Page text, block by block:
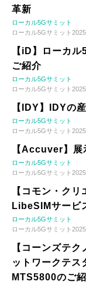
革新
ローカル5Gサミット
ローカル5Gサミット2025
【iD】ローカ
ご紹介
ローカル5Gサミット
ローカル5Gサミット2025
【IDY】IDYの
ローカル5Gサミット
ローカル5Gサミット2025
【Accuver】展
ローカル5Gサミット
ローカル5Gサミット2025
【コモン・ク
LibeSIMサービ
ローカル5Gサミット
ローカル5Gサミット2025
【コーンズテ
ットワークテス
MTS5800のご